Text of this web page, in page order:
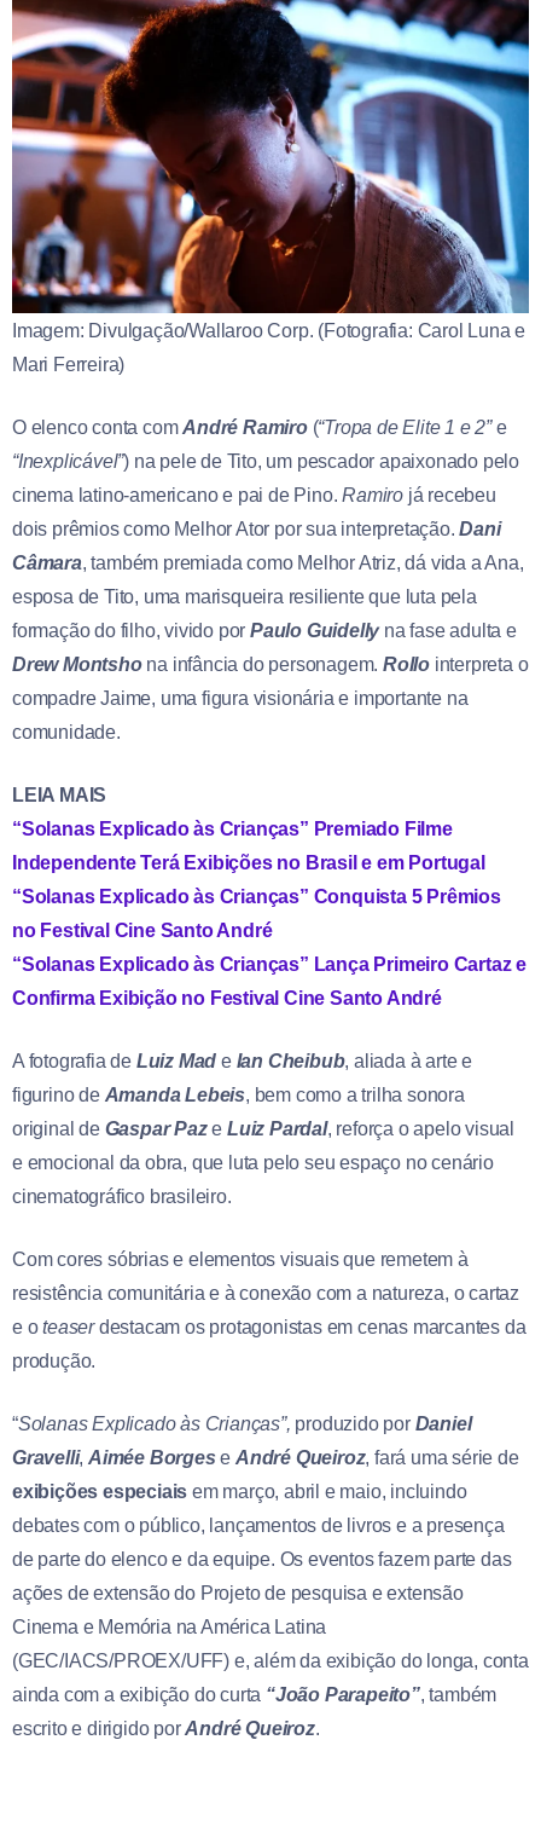
Imagem: Divulgação/Wallaroo Corp. (Fotografia: Carol Luna e
Mari Ferreira)
O elenco conta comAndré Ramiro(“Tropa de Elite 1 e 2”e
“Inexplicável”) na pele de Tito, um pescador apaixonado pelo
cinema latino-americano e pai de Pino.Ramiro já recebeu
dois prêmios como Melhor Ator por sua interpretação.Dani
Câmara, também premiada como Melhor Atriz, dá vida a Ana,
esposa de Tito, uma marisqueira resiliente que luta pela
formação do filho, vivido porPaulo Guidellyna fase adulta e
Drew Montshona infância do personagem.Rollo interpreta o
compadre Jaime, uma figura visionária e importante na
comunidade.
LEIA MAIS
“Solanas Explicado às Crianças” Premiado Filme
Independente Terá Exibições no Brasil e em Portugal
“Solanas Explicado às Crianças” Conquista 5 Prêmios
no Festival Cine Santo André
“Solanas Explicado às Crianças” Lança Primeiro Cartaz e
Confirma Exibição no Festival Cine Santo André
A fotografia de Luiz Mad e Ian Cheibub, aliada à arte e
figurino de Amanda Lebeis, bem como a trilha sonora
original de Gaspar PazeLuiz Pardal, reforça o apelo visual
e emocional da obra, que luta pelo seu espaço no cenário
cinematográfico brasileiro.
Com cores sóbrias e elementos visuais que remetem à
resistência comunitária e à conexão com a natureza, o cartaz
e oteaserdestacam os protagonistas em cenas marcantes da
produção.
“Solanas Explicado às Crianças”, produzido por Daniel
Gravelli,Aimée BorgeseAndré Queiroz, fará uma série de
exibições especiais em março, abril e maio, incluindo
debates com o público, lançamentos de livros e a presença
de parte do elenco e da equipe. Os eventos fazem parte das
ações de extensão do Projeto de pesquisa e extensão
Cinema e Memória na América Latina
(GEC/IACS/PROEX/UFF) e, além da exibição do longa, conta
ainda com a exibição do curta “João Parapeito”, também
escrito e dirigido porAndré Queiroz.